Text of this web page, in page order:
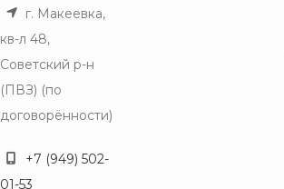
г. Макеевка,
кв-л 48,
Советский р-н
(ПВЗ) (по
договорённости)
+7 (949) 502-
01-53